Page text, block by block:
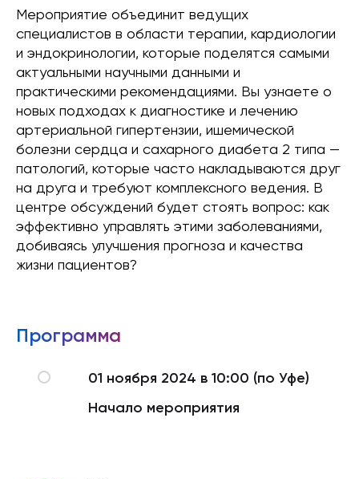
Мероприятие объединит ведущих
специалистов в области терапии, кардиологии
и эндокринологии, которые поделятся самыми
актуальными научными данными и
практическими рекомендациями. Вы узнаете о
новых подходах к диагностике и лечению
артериальной гипертензии, ишемической
болезни сердца и сахарного диабета 2 типа —
патологий, которые часто накладываются друг
на друга и требуют комплексного ведения. В
центре обсуждений будет стоять вопрос: как
эффективно управлять этими заболеваниями,
добиваясь улучшения прогноза и качества
жизни пациентов?
Программа
01 ноября 2024 в 10:00 (по Уфе)
Начало мероприятия